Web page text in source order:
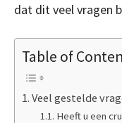
dat dit veel vragen
Table of
Veel gestelde
Heeft u een